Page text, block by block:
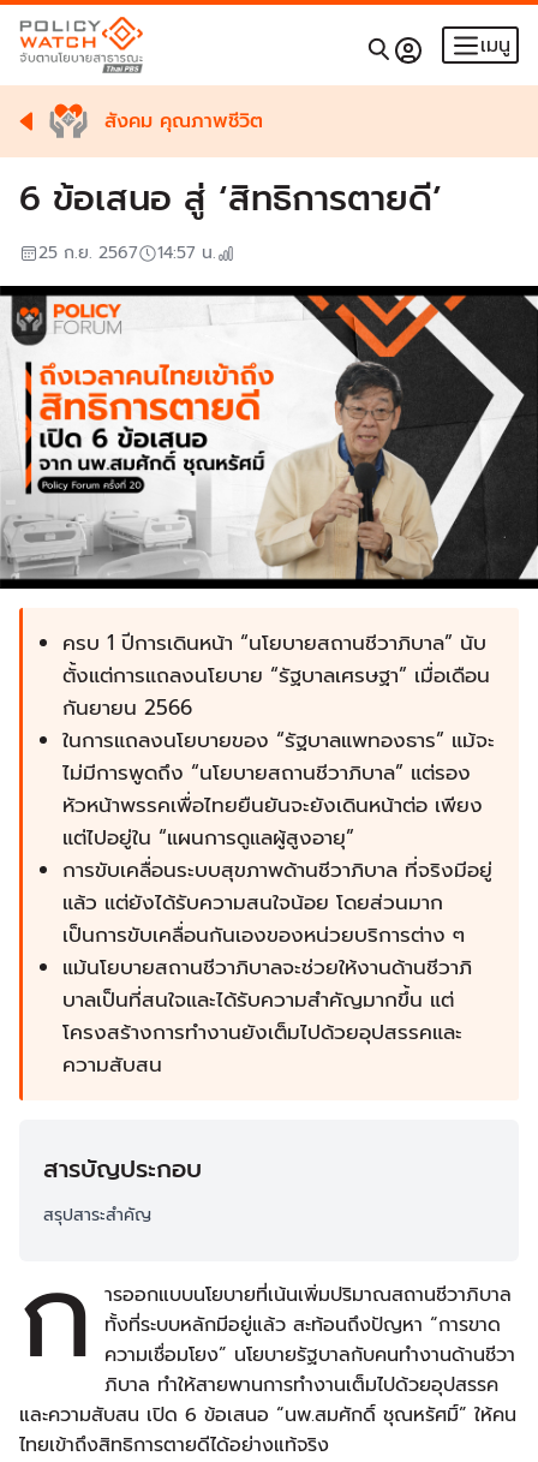
เมนู
สังคม คุณภาพชีวิต
6 ข้อเสนอ สู่ ‘สิทธิการตายดี’
25 ก.ย. 2567 14:57 น.
ครบ 1 ปีการเดินหน้า “นโยบายสถานชีวาภิบาล” นับ
ตั้งแต่การแถลงนโยบาย “รัฐบาลเศรษฐา” เมื่อเดือน
กันยายน 2566
ในการแถลงนโยบายของ “รัฐบาลแพทองธาร” แม้จะ
ไม่มีการพูดถึง “นโยบายสถานชีวาภิบาล” แต่รอง
หัวหน้าพรรคเพื่อไทยยืนยันจะยังเดินหน้าต่อ เพียง
แต่ไปอยู่ใน “แผนการดูแลผู้สูงอายุ”
การขับเคลื่อนระบบสุขภาพด้านชีวาภิบาล ที่จริงมีอยู่
แล้ว แต่ยังได้รับความสนใจน้อย โดยส่วนมาก
เป็นการขับเคลื่อนกันเองของหน่วยบริการต่าง ๆ
แม้นโยบายสถานชีวาภิบาลจะช่วยให้งานด้านชีวาภิ
บาลเป็นที่สนใจและได้รับความสำคัญมากขึ้น แต่
โครงสร้างการทำงานยังเต็มไปด้วยอุปสรรคและ
ความสับสน
สารบัญประกอบ
สรุปสาระสำคัญ
ก
ารออกแบบนโยบายที่เน้นเพิ่มปริมาณสถานชีวาภิบาล
ทั้งที่ระบบหลักมีอยู่แล้ว สะท้อนถึงปัญหา “การขาด
ความเชื่อมโยง” นโยบายรัฐบาลกับคนทำงานด้านชีวา
ภิบาล ทำให้สายพานการทำงานเต็มไปด้วยอุปสรรค
และความสับสน เปิด 6 ข้อเสนอ “นพ.สมศักดิ์ ชุณหรัศมิ์” ให้คน
ไทยเข้าถึงสิทธิการตายดีได้อย่างแท้จริง